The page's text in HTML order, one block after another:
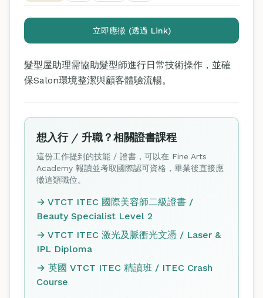
立即應徵 (透過 Link)
髮型屋助理需協助髮型師進行日常技術操作，並確
保Salon環境整潔與顧客體驗流暢。
想入行 / 升職？相關證書課程
這份工作提到的技能 / 證書，可以在 Fine Arts
Academy 報讀並考取國際認可資格，畢業後直接應
徵這類職位。
→ VTCT ITEC 國際美容師二級證書 /
Beauty Specialist Level 2
→ VTCT ITEC 激光及脈衝光文憑 / Laser &
IPL Diploma
→ 英國 VTCT ITEC 精讀班 / ITEC Crash
Course